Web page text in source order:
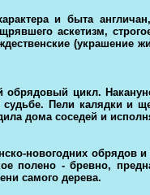
и быта
аскетизм,
(украшение
цикл.
Пели калядки и
дома соседей и
новогодних обрядов
полено - бревно,
самого дерева.